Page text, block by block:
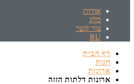
אודות
בלוג
צור קשר
RU
דף הבית
חנות
ארונות
ארונות דלתות הזזה